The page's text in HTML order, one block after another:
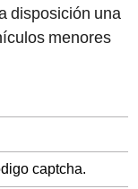
disposición una
menores
captcha.